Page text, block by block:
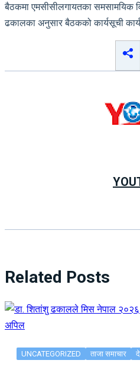
बैठकमा एमसीसीलगायतका समसामयिक
ढकालका अनुसार बैठकको कार्यसूची
Related Posts
UNCATEGORIZED ताजा समाचार